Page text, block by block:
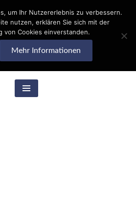
Leben
e.V.
um Ihr Nutzererlebnis zu verbessern.
nutzen, erklären Sie sich mit der
von Cookies einverstanden.
Mehr Informationen